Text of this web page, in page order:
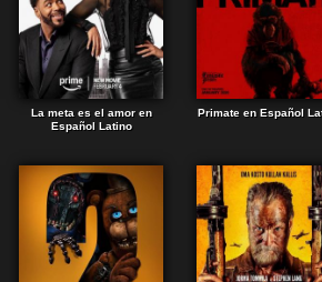
La meta es el amor en
Español Latino
Primate en Español